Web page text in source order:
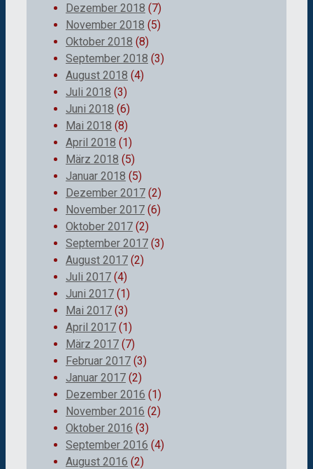
Dezember 2018 (7)
November 2018 (5)
Oktober 2018 (8)
September 2018 (3)
August 2018 (4)
Juli 2018 (3)
Juni 2018 (6)
Mai 2018 (8)
April 2018 (1)
März 2018 (5)
Januar 2018 (5)
Dezember 2017 (2)
November 2017 (6)
Oktober 2017 (2)
September 2017 (3)
August 2017 (2)
Juli 2017 (4)
Juni 2017 (1)
Mai 2017 (3)
April 2017 (1)
März 2017 (7)
Februar 2017 (3)
Januar 2017 (2)
Dezember 2016 (1)
November 2016 (2)
Oktober 2016 (3)
September 2016 (4)
August 2016 (2)